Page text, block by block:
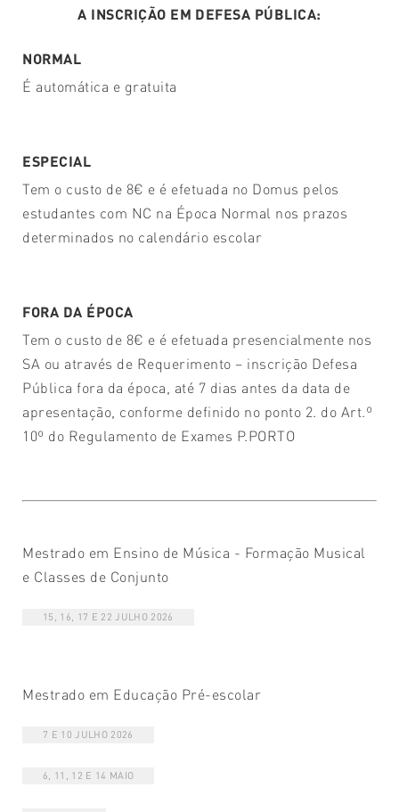
A INSCRIÇÃO EM DEFESA PÚBLICA:
NORMAL
É automática e gratuita
ESPECIAL
Tem o custo de 8€ e é efetuada no Domus pelos
estudantes com NC na Época Normal nos prazos
determinados no calendário escolar
FORA DA ÉPOCA
Tem o custo de 8€ e é efetuada presencialmente nos
SA ou através de Requerimento – inscrição Defesa
Pública fora da época, até 7 dias antes da data de
apresentação, conforme definido no ponto 2. do Art.º
10º do Regulamento de Exames P.PORTO
Mestrado em Ensino de Música - Formação Musical
e Classes de Conjunto
15, 16, 17 E 22 JULHO 2026
Mestrado em Educação Pré-escolar
7 E 10 JULHO 2026
6, 11, 12 E 14 MAIO